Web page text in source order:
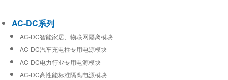
AC-DC系列
AC-DC智能家居、物联网隔离模块
AC-DC汽车充电柱专用电源模块
AC-DC电力行业专用电源模块
AC-DC高性能标准隔离电源模块